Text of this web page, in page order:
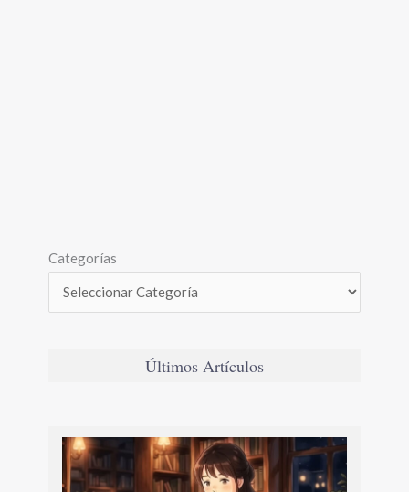
Categorías
Últimos Artículos